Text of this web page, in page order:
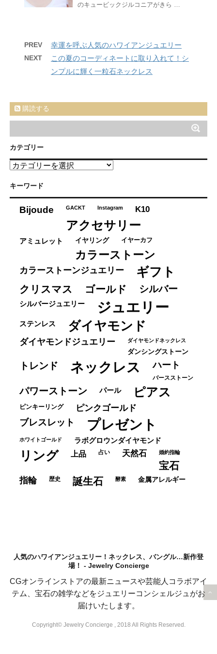
のキュービックジルコニアがきら …
PREV 幸運を呼ぶ人気のハワイアンジュエリー
NEXT
この夏のコーディネートに取り入れて！シ
ンプルに輝く一粒石ネックレス
購読する
カテゴリー
カ
ゴ
キーワード
Bijoude GACKT Instagram K10
アクセサリー
アミュレット イヤリング イヤーカフ
カラーストーン
カラーストーンジュエリー ギフト
クリスマス ゴールド シルバー
シルバージュエリー ジュエリー
ステンレス ダイヤモンド
ダイヤモンドジュエリー ダイヤモンドネックレス
ダンシングストーン
トレンド ネックレス ハート
バースストーン
パワーストーン パール ピアス
ピンキーリング ピンクゴールド
ブレスレット プレゼント
ホワイトゴールド ラボグロウンダイヤモンド
リング 上品 占い 天然石 婚約指輪
宝石
指輪 歴史 誕生石 酵素 金属アレルギー
人気のハワイアンジュエリー！ネックレス、バングル…新作登
場！ - Jewelry Concierge
CGオンラインストアの最新ニュースや芸能人コラボアイ
テム、宝石の雑学などをジュエリーコンシェルジュがお
届けいたします。
Copyright© Jewelry Concierge , 2018 All Rights Reserved.